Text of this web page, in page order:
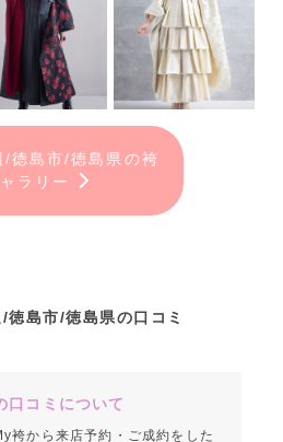
/徳島市/徳島県の袴
ラリー
徳島市/徳島県の口コミ
口コミについて
袴から来店予約・ご成約をした